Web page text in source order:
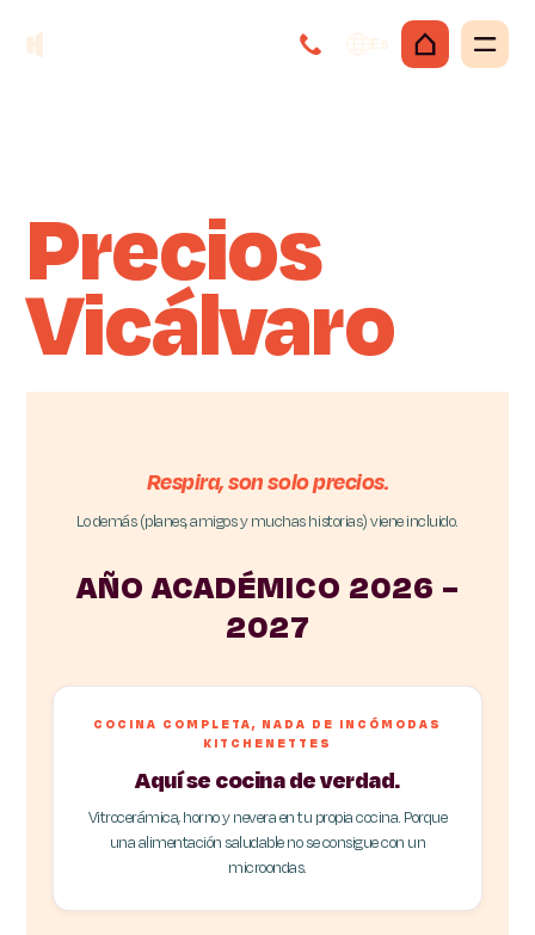
Es
Precios
Vicálvaro
Respira, son solo precios.
Lo demás (planes, amigos y muchas historias) viene incluido.
AÑO ACADÉMICO 2026 –
2027
COCINA COMPLETA, NADA DE INCÓMODAS
KITCHENETTES
Aquí se cocina de verdad.
Vitrocerámica, horno y nevera en tu propia cocina. Porque
una alimentación saludable no se consigue con un
microondas.